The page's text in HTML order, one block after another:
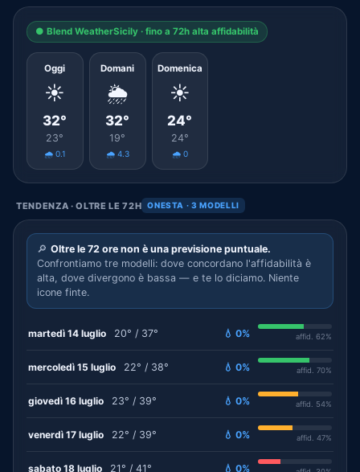
● Blend WeatherSicily · fino a 72h alta affidabilità
Oggi
☀️
32°
23°
🌧️ 0.1
Domani
🌦️
32°
19°
🌧️ 4.3
Domenica
☀️
24°
24°
🌧️ 0
TENDENZA · OLTRE LE 72H ONESTA · 3 MODELLI
🔎 Oltre le 72 ore non è una previsione puntuale.
Confrontiamo tre modelli: dove concordano l'affidabilità è
alta, dove divergono è bassa — e te lo diciamo. Niente
icone finte.
martedì 14 luglio 20° / 37° 💧 0% affid. 62%
mercoledì 15 luglio 22° / 38° 💧 0% affid. 70%
giovedì 16 luglio 23° / 39° 💧 0% affid. 54%
venerdì 17 luglio 22° / 39° 💧 0% affid. 47%
sabato 18 luglio 21° / 41° 💧 0%